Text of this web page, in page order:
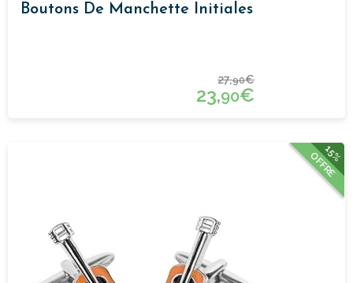
Boutons De Manchette Initiales
27,90€
23,90€
15%
OFFRE